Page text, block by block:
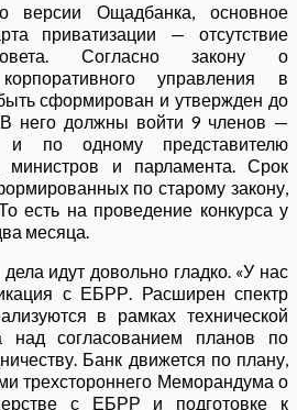
версии Ощадбанка, основное
приватизации — отсутствие
Согласно закону о
управления в
сформирован и утвержден до
него должны войти 9 членов —
и по одному представителю
министров и парламента. Срок
по старому закону,
есть на проведение конкурса у
месяца.
идут довольно гладко. «У нас
с ЕБРР. Расширен спектр
в рамках технической
над согласованием планов по
Банк движется по плану,
трехстороннего Меморандума о
с ЕБРР и подготовке к